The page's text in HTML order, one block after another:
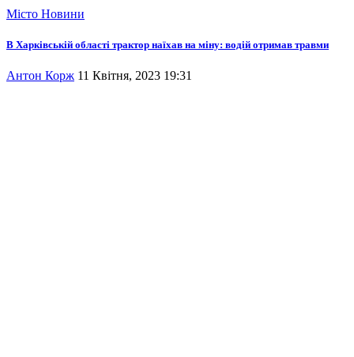
Місто Новини
В Харківській області трактор наїхав на міну: водій отримав травми
Антон Корж 11 Квітня, 2023 19:31